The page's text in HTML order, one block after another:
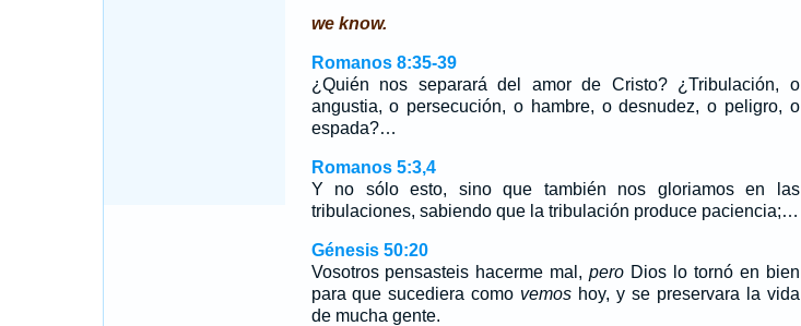
we know.
Romanos 8:35-39
¿Quién nos separará del amor de Cristo? ¿Tribulación, o
angustia, o persecución, o hambre, o desnudez, o peligro, o
espada?…
Romanos 5:3,4
Y no sólo esto, sino que también nos gloriamos en las
tribulaciones, sabiendo que la tribulación produce paciencia;…
Génesis 50:20
Vosotros pensasteis hacerme mal,pero Dios lo tornó en bien
para que sucediera como vemos hoy, y se preservara la vida
de mucha gente.